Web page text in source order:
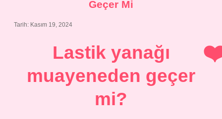
Geçer Mi
Tarih: Kasım 19, 2024
Lastik yanağı
muayeneden geçer
mi?